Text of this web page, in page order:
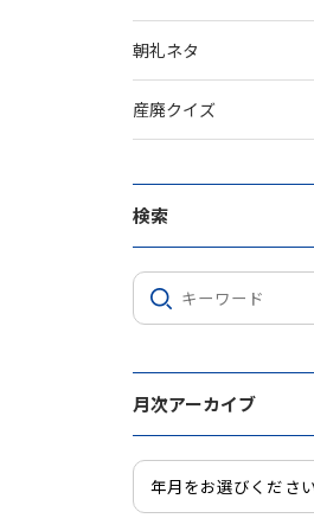
朝礼ネタ
産廃クイズ
検索
月次アーカイブ